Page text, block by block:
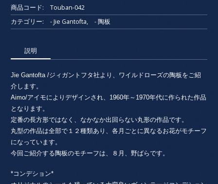
商品コード:
Touban-042
カテゴリー:
- Jie Gantofta, - 陶板
説明
Jie Gantofta /ジィガントフタ社より、ワイルドローズの陶板をご紹
介します。
Aimo/アイモによりデザインされ、1960年～1970年代に作られた作品
となります。
定番の長方形ではなく、なかなか出回らない丸形の作品です。
丸型の作品は全部で１２種類あり、各月ごとに異なるお花がモチーフ
になっています。
今回ご紹介する陶板のモチーフは、８月、野ばらです。
*コンデション*